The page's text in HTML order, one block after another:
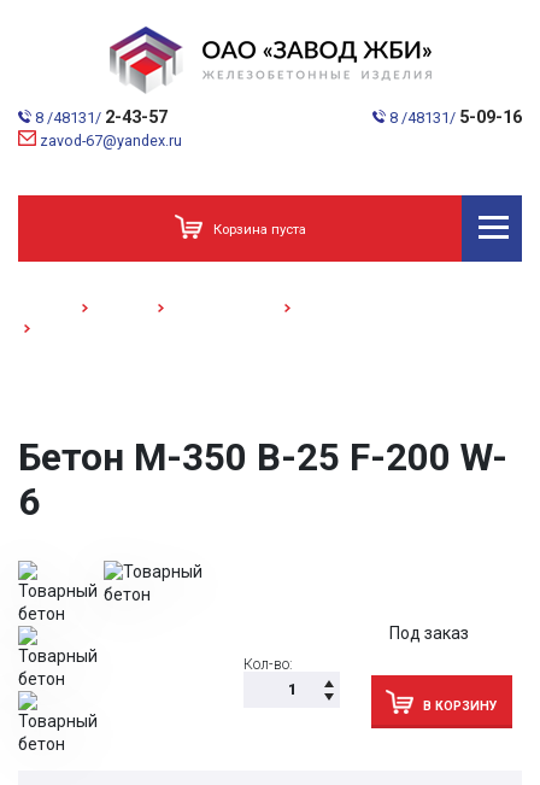
8 /48131/ 2-43-57 8 /48131/ 5-09-16
zavod-67@yandex.ru
Корзина пуста
Бетон М-350 В-25 F-200 W-
6
Под заказ
Кол-во:
В КОРЗИНУ